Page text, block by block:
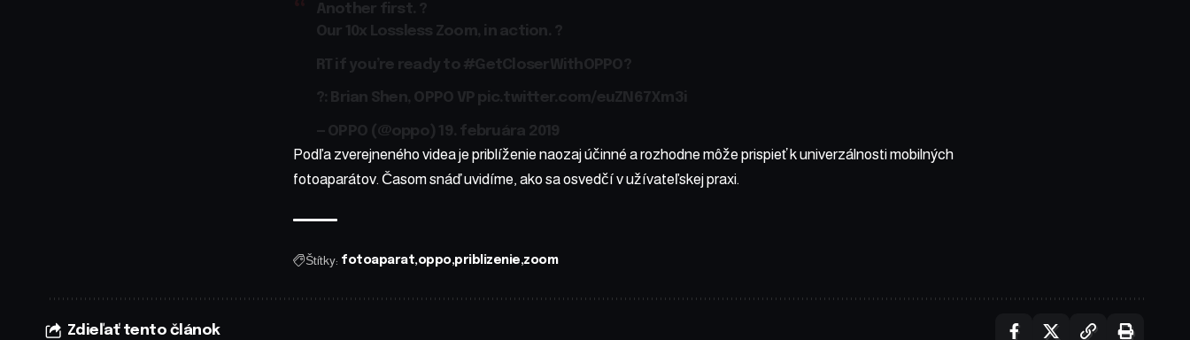
Another first. ?
Our 10x Lossless Zoom, in action. ?
RT if you’re ready to #GetCloserWithOPPO ?
?: Brian Shen, OPPO VP pic.twitter.com/euZN67Xm3i
— OPPO (@oppo) 19. februára 2019
Podľa zverejneného videa je priblíženie naozaj účinné a rozhodne môže prispieť k univerzálnosti mobilných
fotoaparátov. Časom snáď uvidíme, ako sa osvedčí v užívateľskej praxi.
Štítky: fotoaparat oppo priblizenie zoom
Zdieľať tento článok